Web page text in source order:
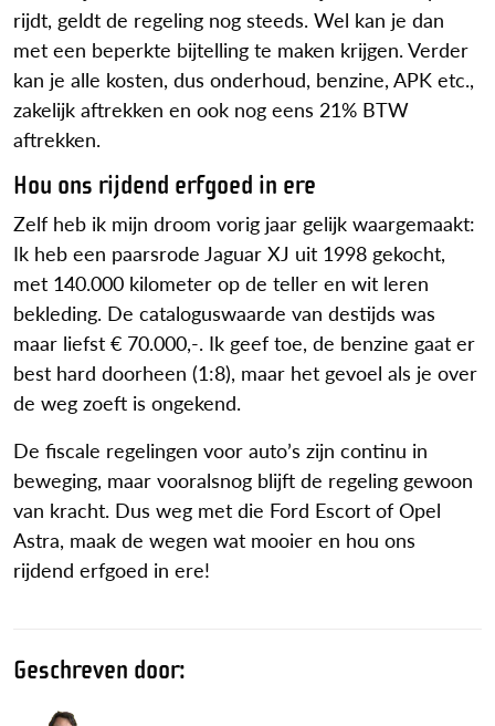
rijdt, geldt de regeling nog steeds. Wel kan je dan
met een beperkte bijtelling te maken krijgen. Verder
kan je alle kosten, dus onderhoud, benzine, APK etc.,
zakelijk aftrekken en ook nog eens 21% BTW
aftrekken.
Hou ons rijdend erfgoed in ere
Zelf heb ik mijn droom vorig jaar gelijk waargemaakt:
Ik heb een paarsrode Jaguar XJ uit 1998 gekocht,
met 140.000 kilometer op de teller en wit leren
bekleding. De cataloguswaarde van destijds was
maar liefst € 70.000,-. Ik geef toe, de benzine gaat er
best hard doorheen (1:8), maar het gevoel als je over
de weg zoeft is ongekend.
De fiscale regelingen voor auto’s zijn continu in
beweging, maar vooralsnog blijft de regeling gewoon
van kracht. Dus weg met die Ford Escort of Opel
Astra, maak de wegen wat mooier en hou ons
rijdend erfgoed in ere!
Geschreven door: